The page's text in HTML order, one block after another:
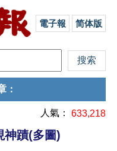
電子報 简体版
：
人氣： 633,218
神蹟(多圖)